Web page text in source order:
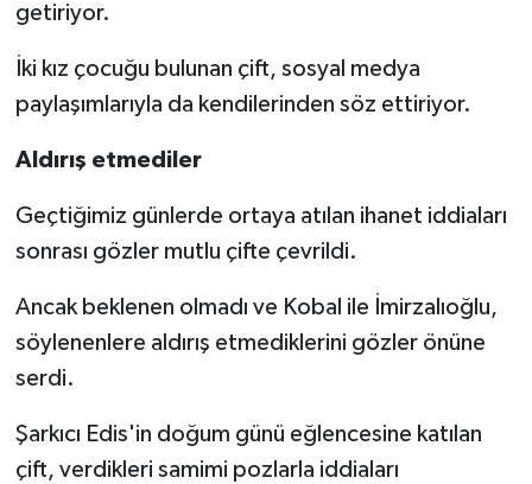
getiriyor.
İki kız çocuğu bulunan çift, sosyal medya
paylaşımlarıyla da kendilerinden söz ettiriyor.
Aldırış etmediler
Geçtiğimiz günlerde ortaya atılan ihanet iddiaları
sonrası gözler mutlu çifte çevrildi.
Ancak beklenen olmadı ve Kobal ile İmirzalıoğlu,
söylenenlere aldırış etmediklerini gözler önüne
serdi.
Şarkıcı Edis'in doğum günü eğlencesine katılan
çift, verdikleri samimi pozlarla iddiaları